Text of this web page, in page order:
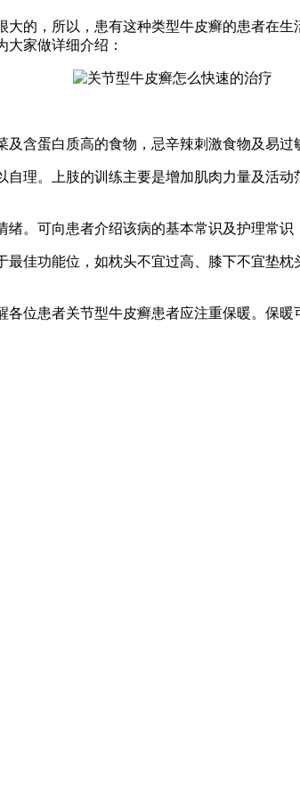
大的，所以，患有这种类型牛皮癣的患者在
家做详细介绍：
含蛋白质高的食物，忌辛辣刺激食物及易过
理。上肢的训练主要是增加肌肉力量及活
。可向患者介绍该病的基本常识及护理常识
佳功能位，如枕头不宜过高、膝下不宜垫
各位患者关节型牛皮癣患者应注重保暖。保